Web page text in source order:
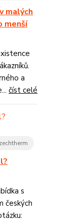
malých
menší
a
číst celé
s
českých